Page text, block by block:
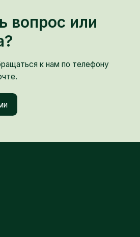
вопрос или
к нам по телефону